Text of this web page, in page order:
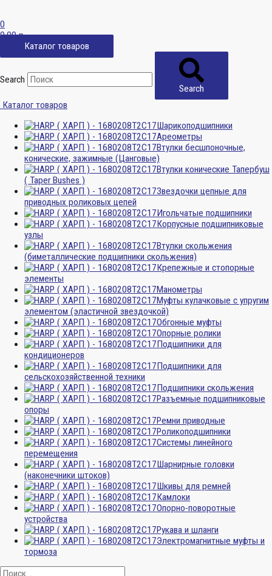
0
0,00р.
Каталог товаров
Search
Search
Каталог товаров
Шарикоподшипники
Ареометры
Втулки бесшпоночные,
конические, зажимные (Цанговые)
Втулки конические Тапербуш
( Taper Bushes )
Звездочки цепные для
приводных роликовых цепей
Игольчатые подшипники
Корпусные подшипниковые
узлы
Втулки скольжения
(биметаллические подшипники скольжения)
Крепежные и стопорные
элементы
Манометры
Муфты кулачковые с упругим
элементом (эластичной звездочкой)
Обгонные муфты
Опорные ролики
Подшипники для
кондиционеров
Подшипники для
сельскохозяйственной техники
Подшипники скольжения
Разъемные подшипниковые
опоры
Ремни приводные
Роликоподшипники
Системы линейного
перемещения
Шарнирные головки
(наконечники штоков)
Шкивы для ремней
Камлоки
Опорно-поворотные
устройства
Рукава и шланги
Электромагнитные муфты и
тормоза